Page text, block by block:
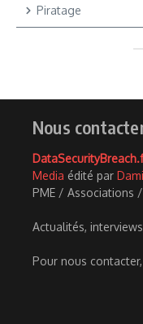
Piratage
Nous
Media édité par
PME / Associations
Actualités,
Pour nous